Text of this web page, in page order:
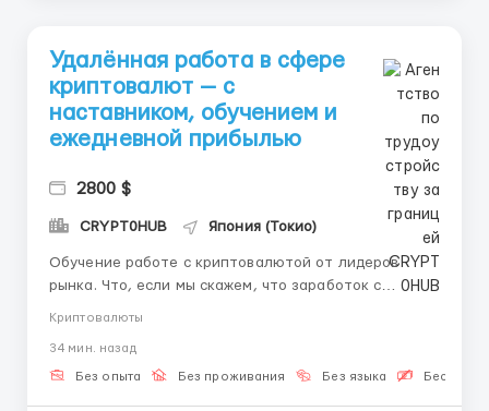
Удалённая работа в сфере
криптовалют — с
наставником, обучением и
ежедневной прибылью
2800 $
CRYPT0HUB Япония (Токио)
Обучение работе с криптовалютой от лидеров
рынка. Что, если мы скажем, что заработок с
если результат зависит не от случайности, а от
вашей активности и желаний? Это не очередное
Криптовалюты
34 мин. назад
Без опыта Без проживания Без языка